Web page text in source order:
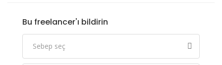
Bu freelancer'ı bildirin